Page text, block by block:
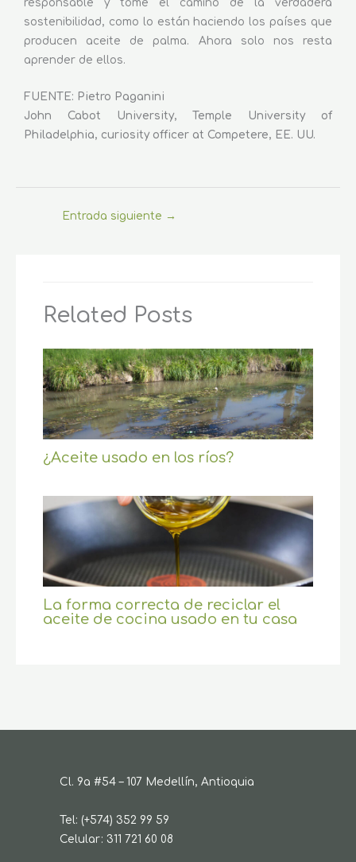
responsable y tome el camino de la verdadera
sostenibilidad, como lo están haciendo los países que
producen aceite de palma. Ahora solo nos resta
aprender de ellos.
FUENTE: Pietro Paganini
John Cabot University, Temple University of
Philadelphia, curiosity officer at Competere, EE. UU.
Entrada siguiente →
Related Posts
¿Aceite usado en los ríos?
La forma correcta de reciclar el
aceite de cocina usado en tu casa
Cl. 9a #54 – 107 Medellín, Antioquia
Tel: (+574) 352 99 59
Celular: 311 721 60 08